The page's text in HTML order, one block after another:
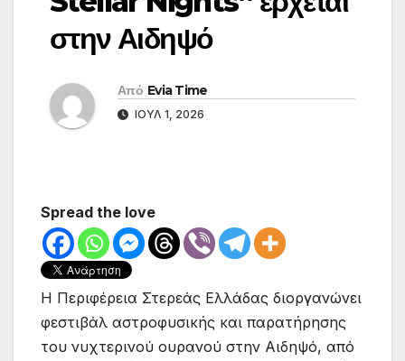
στην Αιδηψό
Από Evia Time
ΙΟΎΛ 1, 2026
Spread the love
Η Περιφέρεια Στερεάς Ελλάδας διοργανώνει
φεστιβάλ αστροφυσικής και παρατήρησης
του νυχτερινού ουρανού στην Αιδηψό, από